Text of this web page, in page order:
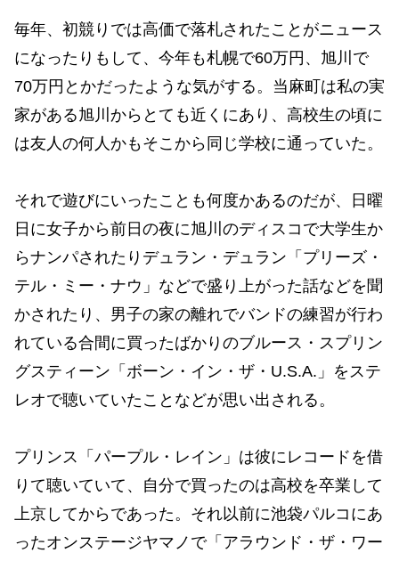
毎年、初競りでは高価で落札されたことがニュース
になったりもして、今年も札幌で60万円、旭川で
70万円とかだったような気がする。当麻町は私の実
家がある旭川からとても近くにあり、高校生の頃に
は友人の何人かもそこから同じ学校に通っていた。
それで遊びにいったことも何度かあるのだが、日曜
日に女子から前日の夜に旭川のディスコで大学生か
らナンパされたりデュラン・デュラン「プリーズ・
テル・ミー・ナウ」などで盛り上がった話などを聞
かされたり、男子の家の離れでバンドの練習が行わ
れている合間に買ったばかりのブルース・スプリン
グスティーン「ボーン・イン・ザ・U.S.A.」をステ
レオで聴いていたことなどが思い出される。
プリンス「パープル・レイン」は彼にレコードを借
りて聴いていて、自分で買ったのは高校を卒業して
上京してからであった。それ以前に池袋パルコにあ
ったオンステージヤマノで「アラウンド・ザ・ワー